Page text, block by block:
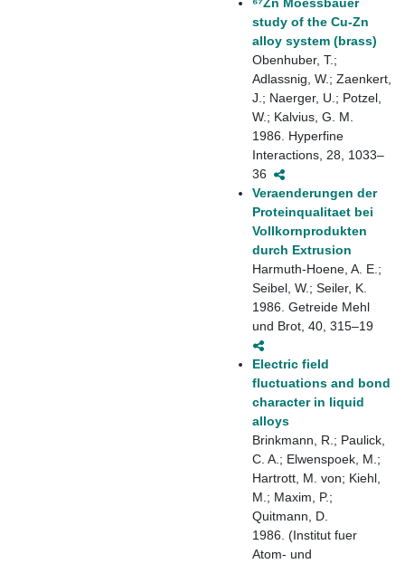
study of the Cu-Zn
alloy system (brass)
Obenhuber, T.;
Adlassnig, W.; Zaenkert,
J.; Naerger, U.; Potzel,
W.; Kalvius, G. M.
1986. Hyperfine
Interactions, 28, 1033–
36
Veraenderungen der
Proteinqualitaet bei
Vollkornprodukten
durch Extrusion
Harmuth-Hoene, A. E.;
Seibel, W.; Seiler, K.
1986. Getreide Mehl
und Brot, 40, 315–19
Electric field
fluctuations and bond
character in liquid
alloys
Brinkmann, R.; Paulick,
C. A.; Elwenspoek, M.;
Hartrott, M. von; Kiehl,
M.; Maxim, P.;
Quitmann, D.
1986. (Institut fuer
Atom- und